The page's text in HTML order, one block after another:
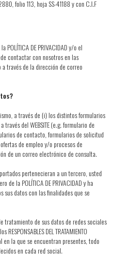
folio 113, hoja SS-41188 y con C.I.F
DE PRIVACIDAD y/o el
contactar con nosotros en las
través de la dirección de correo
a través de (i) los distintos formularios
del WEBSITE (e.g. formulario de
de contacto, formularios de solicitud
de empleo y/o procesos de
de un correo electrónico de consulta.
pertenecieran a un tercero, usted
de la POLÍTICA DE PRIVACIDAD y ha
datos con las finalidades que se
tratamiento de sus datos de redes sociales
DEL TRATAMIENTO
la que se encuentran presentes, todo
en cada red social.